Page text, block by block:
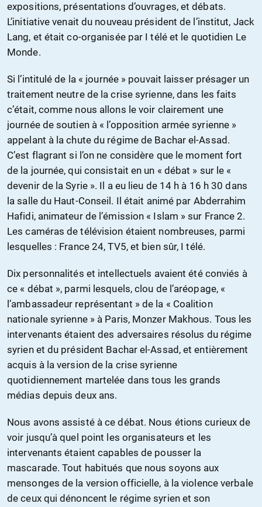
expositions, présentations d’ouvrages, et débats.
L’initiative venait du nouveau président de l’institut, Jack
Lang, et était co-organisée par I télé et le quotidien Le
Monde.
Si l’intitulé de la « journée » pouvait laisser présager un
traitement neutre de la crise syrienne, dans les faits
c’était, comme nous allons le voir clairement une
journée de soutien à « l’opposition armée syrienne »
appelant à la chute du régime de Bachar el-Assad.
C’est flagrant si l’on ne considère que le moment fort
de la journée, qui consistait en un « débat » sur le «
devenir de la Syrie ». Il a eu lieu de 14 h à 16 h 30 dans
la salle du Haut-Conseil. Il était animé par Abderrahim
Hafidi, animateur de l’émission « Islam » sur France 2.
Les caméras de télévision étaient nombreuses, parmi
lesquelles : France 24, TV5, et bien sûr, I télé.
Dix personnalités et intellectuels avaient été conviés à
ce « débat », parmi lesquels, clou de l’aréopage, «
l’ambassadeur représentant » de la « Coalition
nationale syrienne » à Paris, Monzer Makhous. Tous les
intervenants étaient des adversaires résolus du régime
syrien et du président Bachar el-Assad, et entièrement
acquis à la version de la crise syrienne
quotidiennement martelée dans tous les grands
médias depuis deux ans.
Nous avons assisté à ce débat. Nous étions curieux de
voir jusqu’à quel point les organisateurs et les
intervenants étaient capables de pousser la
mascarade. Tout habitués que nous soyons aux
mensonges de la version officielle, à la violence verbale
de ceux qui dénoncent le régime syrien et son